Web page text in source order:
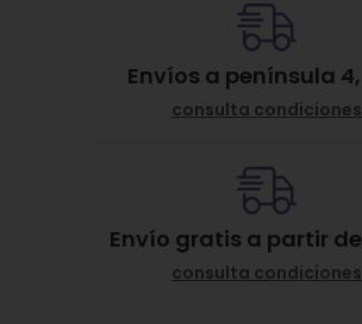
Envíos a península
consulta condiciones
Envío gratis a partir de
consulta condiciones